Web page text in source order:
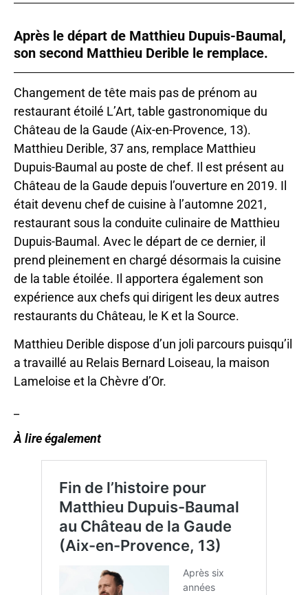
Après le départ de Matthieu Dupuis-Baumal,
son second Matthieu Derible le remplace.
Changement de tête mais pas de prénom au
restaurant étoilé L’Art, table gastronomique du
Château de la Gaude (Aix-en-Provence, 13).
Matthieu Derible, 37 ans, remplace Matthieu
Dupuis-Baumal au poste de chef. Il est présent au
Château de la Gaude depuis l’ouverture en 2019. Il
était devenu chef de cuisine à l’automne 2021,
restaurant sous la conduite culinaire de Matthieu
Dupuis-Baumal. Avec le départ de ce dernier, il
prend pleinement en chargé désormais la cuisine
de la table étoilée. Il apportera également son
expérience aux chefs qui dirigent les deux autres
restaurants du Château, le K et la Source.
Matthieu Derible dispose d’un joli parcours puisqu’il
a travaillé au Relais Bernard Loiseau, la maison
Lameloise et la Chèvre d’Or.
À lire également